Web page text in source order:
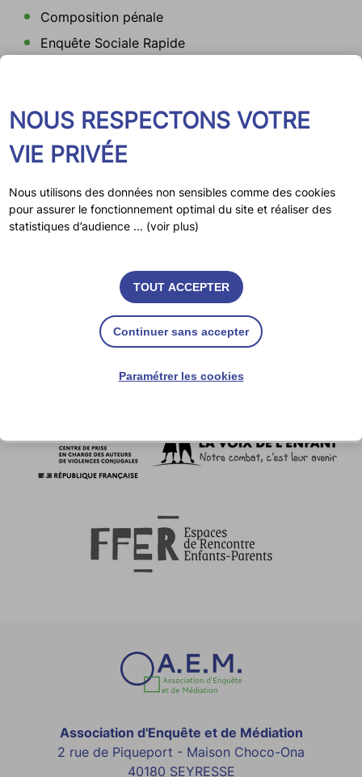
Composition pénale
Enquête Sociale Rapide
À la demande du Juge
d’instruction :
Contrôle judiciaire socio-éducatif
Expertise psychologique
Ces mesures pénales sont définies par le code de
procédure pénale.
Association d'Enquête et de Médiation
2 rue de Piqueport - Maison Choco-Ona
40180 SEYRESSE
NOUS RESPECTONS VOTRE
VIE PRIVÉE
Nous utilisons des données non sensibles comme des cookies
pour assurer le fonctionnement optimal du site et réaliser des
statistiques d’audience ... (voir plus)
TOUT ACCEPTER
Continuer sans accepter
Paramétrer les cookies